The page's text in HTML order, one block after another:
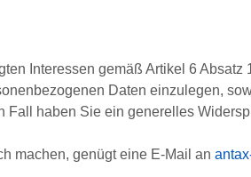
Interessen gemäß Artikel 6
Daten einzulegen,
haben Sie ein generelles
machen, genügt eine E-Mail an